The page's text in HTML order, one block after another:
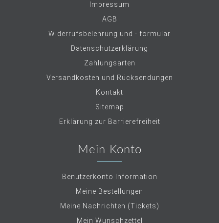
Impressum
AGB
Widerrufsbelehrung und - formular
Datenschutzerklärung
Zahlungsarten
Versandkosten und Rücksendungen
Kontakt
Sitemap
Erklärung zur Barrierefreiheit
Mein Konto
Benutzerkonto Information
Meine Bestellungen
Meine Nachrichten (Tickets)
Mein Wunschzettel